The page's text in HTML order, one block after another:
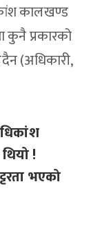
कालखण्ड
कुनै प्रकारको
(अधिकारी,
!
भएको